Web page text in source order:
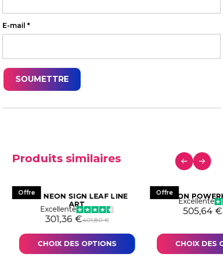
E-mail *
Produits similaires
OffreLED NEON SIGN LEAF LINE
ART
Excellente
401,80€
Le prix initial était : 401,80 €.
301,36 €
Le prix actuel est : 301,36 €.
CHOIX DES OPTIONS
OffreNEON
Excellente
Le prix
505,64 €
Le prix
CHOIX DES